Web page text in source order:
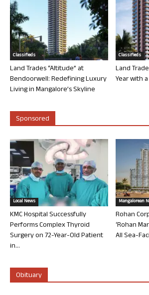
Classifieds
Land Trades “Altitude” at
Bendoorwell: Redefining Luxury
Living in Mangalore’s Skyline
Classifieds
Land
Year with
Sponsored
Local News
KMC Hospital Successfully
Performs Complex Thyroid
Surgery on 72-Year-Old Patient
in...
Mangalorean
Rohan
‘Rohan
All Sea-
Obituary